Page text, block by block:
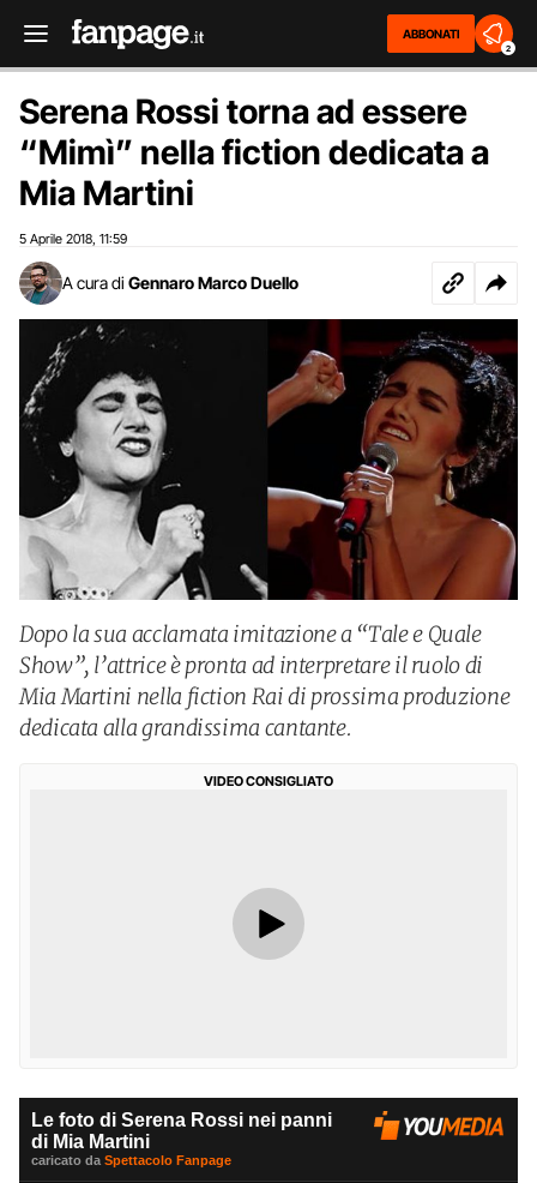
ABBONATI
2
Serena Rossi torna ad essere
“Mimì” nella fiction dedicata a
Mia Martini
5 Aprile 2018 11:59
A cura di Gennaro Marco Duello
Dopo la sua acclamata imitazione a “Tale e Quale
Show”, l’attrice è pronta ad interpretare il ruolo di
Mia Martini nella fiction Rai di prossima produzione
dedicata alla grandissima cantante.
VIDEO CONSIGLIATO